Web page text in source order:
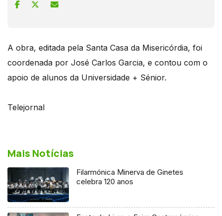
A obra, editada pela Santa Casa da Misericórdia, foi
coordenada por José Carlos Garcia, e contou com o
apoio de alunos da Universidade + Sénior.
Telejornal
Mais Notícias
Filarmónica Minerva de Ginetes
celebra 120 anos